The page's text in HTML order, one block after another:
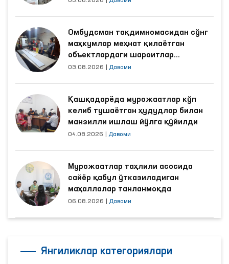
| Давоми
Омбудсман тақдимномасидан сўнг
маҳкумлар меҳнат қилаётган
объектлардаги шароитлар
яхшиланди
| Давоми
Қашқадарёда мурожаатлар кўп
келиб тушаётган ҳудудлар билан
манзилли ишлаш йўлга қўйилди
| Давоми
Мурожаатлар таҳлили асосида
сайёр қабул ўтказиладиган
маҳаллалар танланмоқда
| Давоми
Янгиликлар категориялари